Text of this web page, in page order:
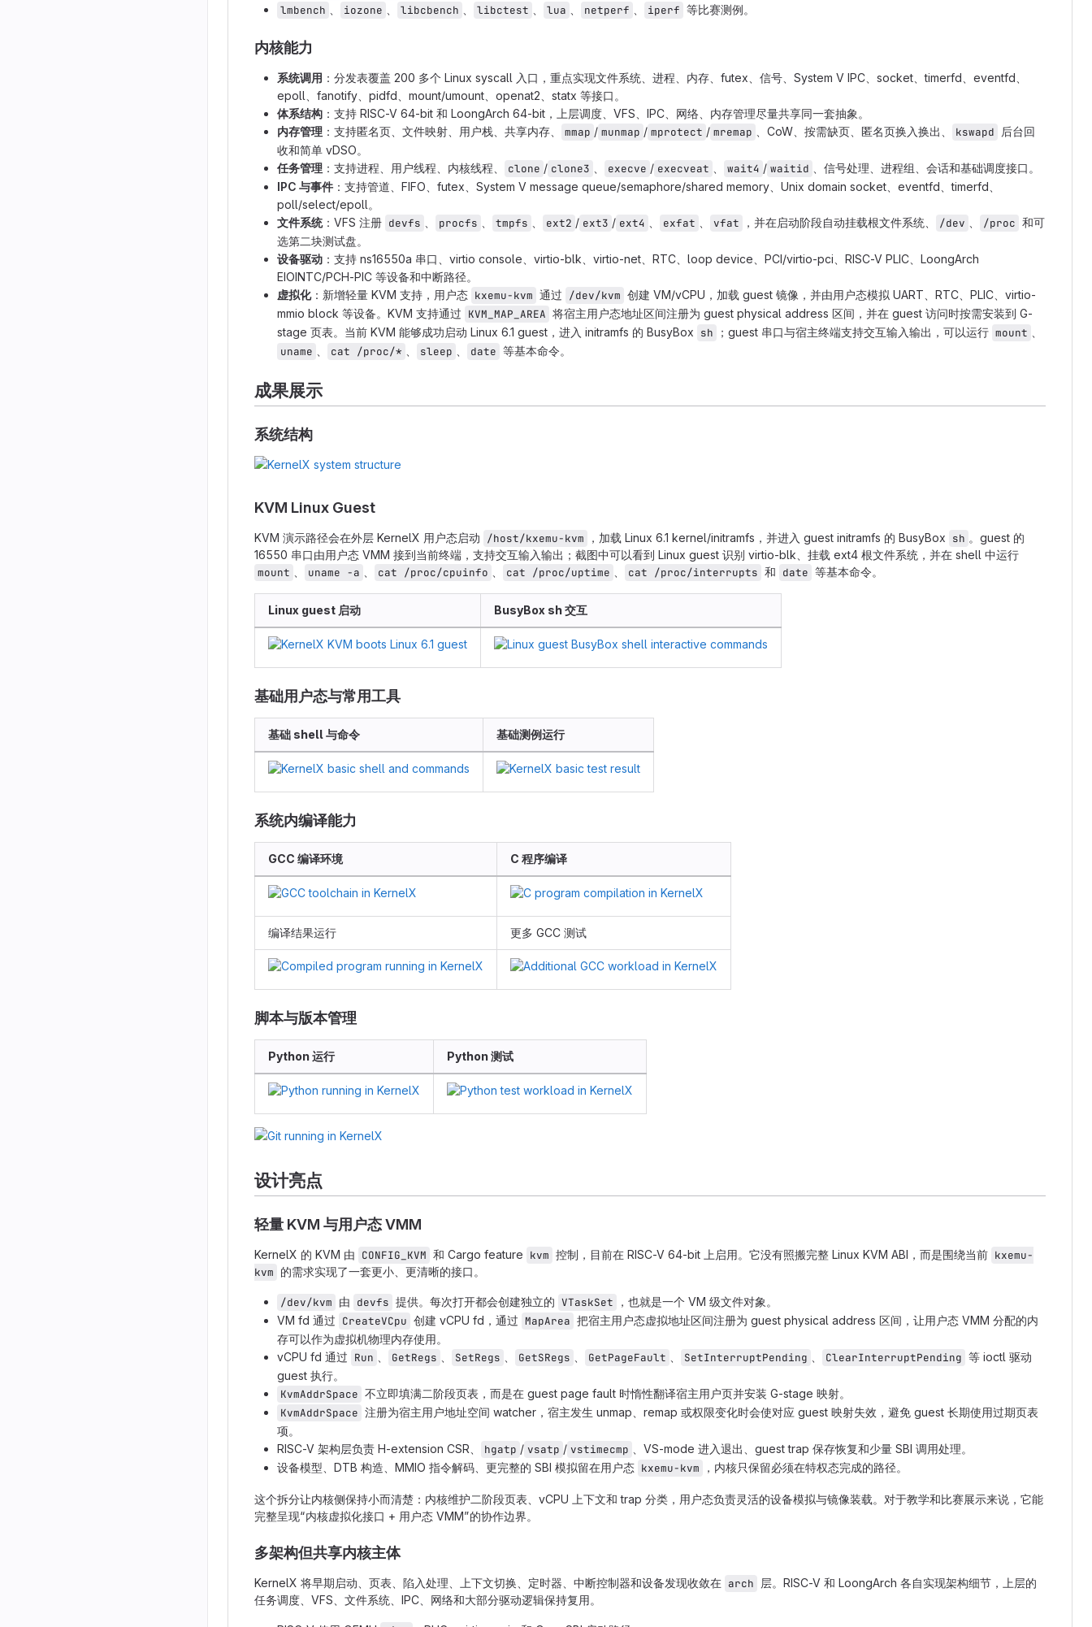
lmbench
iozone libcbench libctest lua netperf iperf 等比赛测例。
内核能力
系统调用 ：分发表覆盖 200 多个 Linux syscall 入口，重点实现文件系统、进程、内存、futex、信号、System V IPC、socket、timerfd、eventfd、
epoll、fanotify、pidfd、mount/umount、openat2、statx 等接口。
体系结构 ：支持 RISC-V 64-bit 和 LoongArch 64-bit，上层调度、VFS、IPC、网络、内存管理尽量共享同一套抽象。
内存管理 ：支持匿名页、文件映射、用户栈、共享内存、 mmap / munmap / mprotect / mremap 、CoW、按需缺页、匿名页换入换出、 kswapd
后台回
收和简单 vDSO。
任务管理 ：支持进程、用户线程、内核线程、 clone / clone3 execve / execveat wait4 / waitid
、信号处理、进程组、会话和基础调度接口。
IPC 与事件 ：支持管道、FIFO、futex、System V message queue/semaphore/shared memory、Unix domain socket、eventfd、timerfd、
poll/select/epoll。
文件系统：VFS 注册 devfs procfs tmpfs ext2 / ext3 / ext4 exfat vfat ，并在启动阶段自动挂载根文件系统、 /dev /proc 和可
选第二块测试盘。
设备驱动 ：支持 ns16550a 串口、virtio console、virtio-blk、virtio-net、RTC、loop device、PCI/virtio-pci、RISC-V PLIC、LoongArch
EIOINTC/PCH-PIC 等设备和中断路径。
虚拟化：新增轻量 KVM 支持，用户态 kxemu-kvm 通过 /dev/kvm 创建 VM/vCPU，加载 guest 镜像，并由用户态模拟 UART、RTC、PLIC、virtio-
mmio block 等设备。KVM 支持通过 KVM_MAP_AREA 将宿主用户态地址区间注册为 guest physical address 区间，并在 guest 访问时按需安装到 G-
stage 页表。当前 KVM 能够成功启动 Linux 6.1 guest，进入 initramfs 的 BusyBox sh ；guest 串口与宿主终端支持交互输入输出，可以运行 mount
uname
cat /proc/* sleep date 等基本命令。
成果展示
系统结构
KVM Linux Guest
KVM 演示路径会在外层 KernelX 用户态启动 /host/kxemu-kvm ，加载 Linux 6.1 kernel/initramfs，并进入 guest initramfs 的 BusyBox sh 。guest 的
16550 串口由用户态 VMM 接到当前终端，支持交互输入输出；截图中可以看到 Linux guest 识别 virtio-blk、挂载 ext4 根文件系统，并在 shell 中运行
mount
uname -a cat /proc/cpuinfo cat /proc/uptime cat /proc/interrupts 和 date 等基本命令。
Linux guest 启动 BusyBox sh 交互
基础用户态与常用工具
基础 shell 与命令 基础测例运行
系统内编译能力
GCC 编译环境 C 程序编译
编译结果运行 更多 GCC 测试
脚本与版本管理
Python 运行 Python 测试
设计亮点
轻量 KVM 与用户态 VMM
KernelX 的 KVM 由 CONFIG_KVM 和 Cargo feature kvm 控制，目前在 RISC-V 64-bit 上启用。它没有照搬完整 Linux KVM ABI，而是围绕当前 kxemu-
kvm 的需求实现了一套更小、更清晰的接口。
/dev/kvm 由 devfs 提供。每次打开都会创建独立的 VTaskSet
，也就是一个 VM 级文件对象。
VM fd 通过 CreateVCpu 创建 vCPU fd，通过 MapArea 把宿主用户态虚拟地址区间注册为 guest physical address 区间，让用户态 VMM 分配的内
存可以作为虚拟机物理内存使用。
vCPU fd 通过 Run GetRegs SetRegs GetSRegs GetPageFault SetInterruptPending ClearInterruptPending 等 ioctl 驱动
guest 执行。
KvmAddrSpace 不立即填满二阶段页表，而是在 guest page fault 时惰性翻译宿主用户页并安装 G-stage 映射。
KvmAddrSpace 注册为宿主用户地址空间 watcher，宿主发生 unmap、remap 或权限变化时会使对应 guest 映射失效，避免 guest 长期使用过期页表
项。
RISC-V 架构层负责 H-extension CSR、
hgatp / vsatp / vstimecmp
、VS-mode 进入退出、guest trap 保存恢复和少量 SBI 调用处理。
设备模型、DTB 构造、MMIO 指令解码、更完整的 SBI 模拟留在用户态 kxemu-kvm ，内核只保留必须在特权态完成的路径。
这个拆分让内核侧保持小而清楚：内核维护二阶段页表、vCPU 上下文和 trap 分类，用户态负责灵活的设备模拟与镜像装载。对于教学和比赛展示来说，它能
完整呈现“内核虚拟化接口 + 用户态 VMM”的协作边界。
多架构但共享内核主体
KernelX 将早期启动、页表、陷入处理、上下文切换、定时器、中断控制器和设备发现收敛在 arch
层。RISC-V 和 LoongArch 各自实现架构细节，上层的
任务调度、VFS、文件系统、IPC、网络和大部分驱动逻辑保持复用。